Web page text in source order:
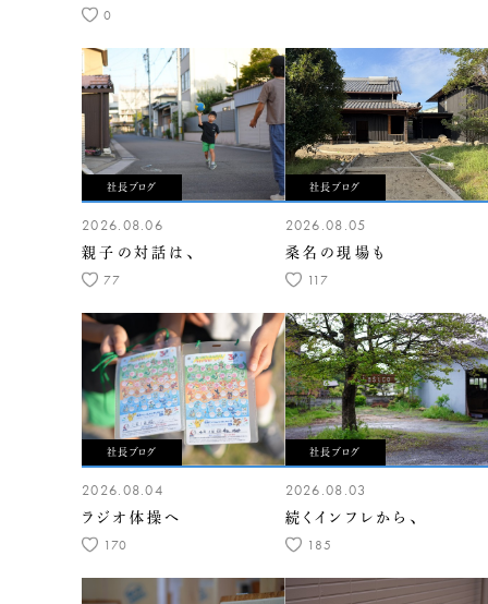
0
社長ブログ
2026.08.06
親子の対話は、
77
社長ブログ
2026.08.05
桑名の現場も
117
社長ブログ
2026.08.04
ラジオ体操へ
170
社長ブログ
2026.08.03
続くインフレから、
185